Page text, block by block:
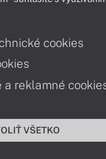
Obsah
Možnosti
Servisné služby
Kontakty
771
Obchodné
cookies
a reklamné
VŠETKO